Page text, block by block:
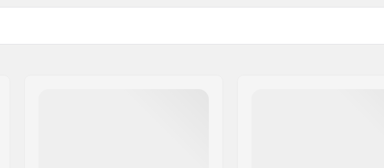
Cuscinetti saldati
36
Tipo di Asse BMX:
Peso: